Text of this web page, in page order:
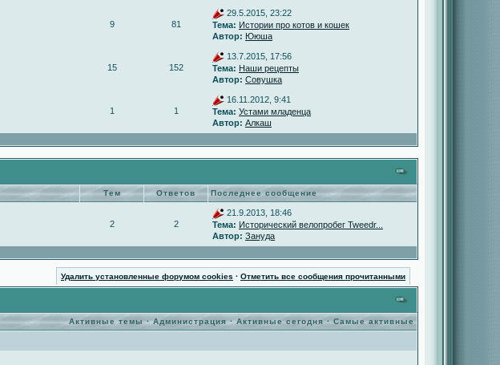
9 81
29.5.2015, 23:22
Тема: Истории про котов и кошек
Автор: Ююша
15 152
13.7.2015, 17:56
Тема: Наши рецепты
Автор: Совушка
1 1
16.11.2012, 9:41
Тема: Устами младенца
Автор: Алкаш
Тем Ответов Последнее сообщение
2 2
21.9.2013, 18:46
Тема: Исторический велопробег Tweedr...
Автор: Зануда
Удалить установленные форумом cookies · Отметить все сообщения прочитанными
Активные темы·Администрация·Активные сегодня · Самые активные